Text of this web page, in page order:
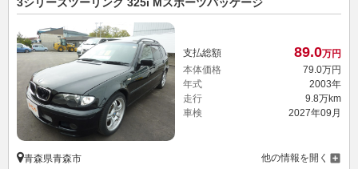
支払総額 89.0万円
本体価格
79. 0万円
年式
2003年
走行
9.8万km
車検
2027年09月
青森県青森市 他の情報を開く